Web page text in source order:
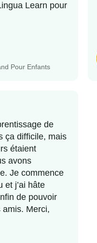
Pour Enfants
Learn pour
de
ça difficile, mais
étaient
avons
Je commence
et j’ai hâte
de pouvoir
Merci,